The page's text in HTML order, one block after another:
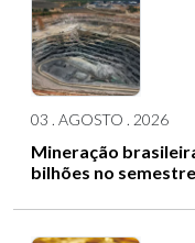
03 . AGOSTO . 2026
Mineração
bilhões no semestre